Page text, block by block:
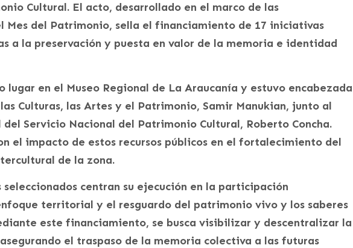
Cultural. El acto, desarrollado en el marco de las
Mes del Patrimonio, sella el financiamiento de 17 iniciativas
a la preservación y puesta en valor de la memoria e identidad
lugar en el Museo Regional de La Araucanía y estuvo encabezada
Culturas, las Artes y el Patrimonio, Samir Manukian, junto al
Servicio Nacional del Patrimonio Cultural, Roberto Concha.
el impacto de estos recursos públicos en el fortalecimiento del
de la zona.
seleccionados centran su ejecución en la participación
territorial y el resguardo del patrimonio vivo y los saberes
este financiamiento, se busca visibilizar y descentralizar la
el traspaso de la memoria colectiva a las futuras